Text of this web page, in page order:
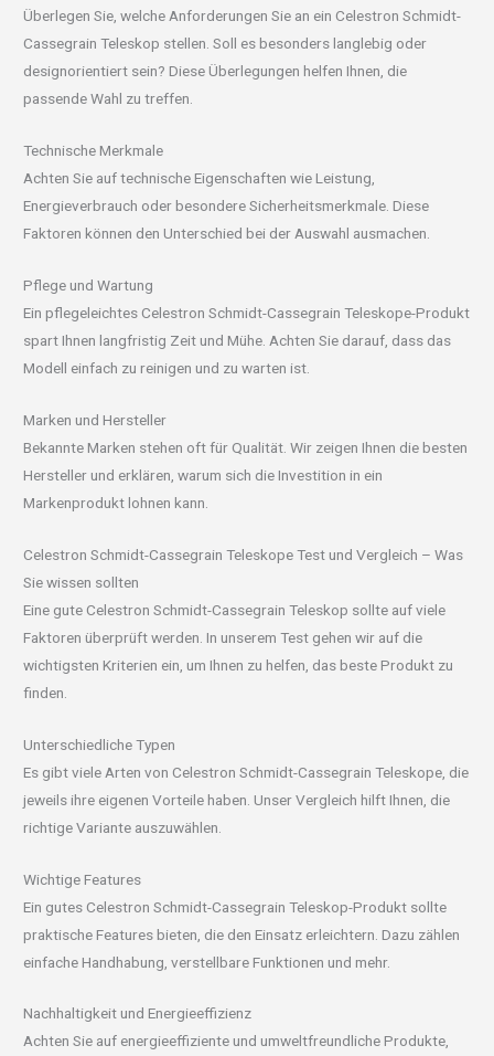
Überlegen Sie, welche Anforderungen Sie an ein Celestron Schmidt-
Cassegrain Teleskop stellen. Soll es besonders langlebig oder
designorientiert sein? Diese Überlegungen helfen Ihnen, die
passende Wahl zu treffen.
Technische Merkmale
Achten Sie auf technische Eigenschaften wie Leistung,
Energieverbrauch oder besondere Sicherheitsmerkmale. Diese
Faktoren können den Unterschied bei der Auswahl ausmachen.
Pflege und Wartung
Ein pflegeleichtes Celestron Schmidt-Cassegrain Teleskope-Produkt
spart Ihnen langfristig Zeit und Mühe. Achten Sie darauf, dass das
Modell einfach zu reinigen und zu warten ist.
Marken und Hersteller
Bekannte Marken stehen oft für Qualität. Wir zeigen Ihnen die besten
Hersteller und erklären, warum sich die Investition in ein
Markenprodukt lohnen kann.
Celestron Schmidt-Cassegrain Teleskope Test und Vergleich – Was
Sie wissen sollten
Eine gute Celestron Schmidt-Cassegrain Teleskop sollte auf viele
Faktoren überprüft werden. In unserem Test gehen wir auf die
wichtigsten Kriterien ein, um Ihnen zu helfen, das beste Produkt zu
finden.
Unterschiedliche Typen
Es gibt viele Arten von Celestron Schmidt-Cassegrain Teleskope, die
jeweils ihre eigenen Vorteile haben. Unser Vergleich hilft Ihnen, die
richtige Variante auszuwählen.
Wichtige Features
Ein gutes Celestron Schmidt-Cassegrain Teleskop-Produkt sollte
praktische Features bieten, die den Einsatz erleichtern. Dazu zählen
einfache Handhabung, verstellbare Funktionen und mehr.
Nachhaltigkeit und Energieeffizienz
Achten Sie auf energieeffiziente und umweltfreundliche Produkte,